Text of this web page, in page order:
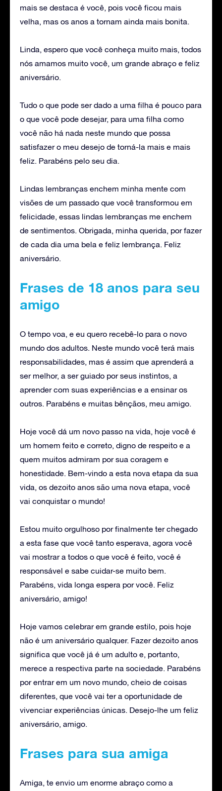
mais se destaca é você, pois você ficou mais
velha, mas os anos a tornam ainda mais bonita.
Linda, espero que você conheça muito mais, todos
nós amamos muito você, um grande abraço e feliz
aniversário.
Tudo o que pode ser dado a uma filha é pouco para
o que você pode desejar, para uma filha como
você não há nada neste mundo que possa
satisfazer o meu desejo de torná-la mais e mais
feliz. Parabéns pelo seu dia.
Lindas lembranças enchem minha mente com
visões de um passado que você transformou em
felicidade, essas lindas lembranças me enchem
de sentimentos. Obrigada, minha querida, por fazer
de cada dia uma bela e feliz lembrança. Feliz
aniversário.
Frases de 18 anos para seu
amigo
O tempo voa, e eu quero recebê-lo para o novo
mundo dos adultos. Neste mundo você terá mais
responsabilidades, mas é assim que aprenderá a
ser melhor, a ser guiado por seus instintos, a
aprender com suas experiências e a ensinar os
outros. Parabéns e muitas bênçãos, meu amigo.
Hoje você dá um novo passo na vida, hoje você é
um homem feito e correto, digno de respeito e a
quem muitos admiram por sua coragem e
honestidade. Bem-vindo a esta nova etapa da sua
vida, os dezoito anos são uma nova etapa, você
vai conquistar o mundo!
Estou muito orgulhoso por finalmente ter chegado
a esta fase que você tanto esperava, agora você
vai mostrar a todos o que você é feito, você é
responsável e sabe cuidar-se muito bem.
Parabéns, vida longa espera por você. Feliz
aniversário, amigo!
Hoje vamos celebrar em grande estilo, pois hoje
não é um aniversário qualquer. Fazer dezoito anos
significa que você já é um adulto e, portanto,
merece a respectiva parte na sociedade. Parabéns
por entrar em um novo mundo, cheio de coisas
diferentes, que você vai ter a oportunidade de
vivenciar experiências únicas. Desejo-lhe um feliz
aniversário, amigo.
Frases para sua amiga
Amiga, te envio um enorme abraço como a